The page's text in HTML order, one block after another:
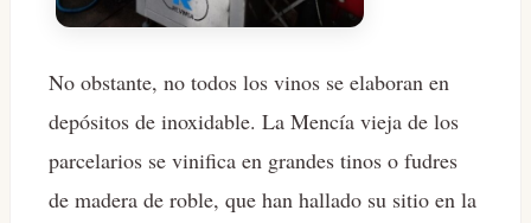
No obstante, no todos los vinos se elaboran en
depósitos de inoxidable. La Mencía vieja de los
parcelarios se vinifica en grandes tinos o fudres
de madera de roble, que han hallado su sitio en la